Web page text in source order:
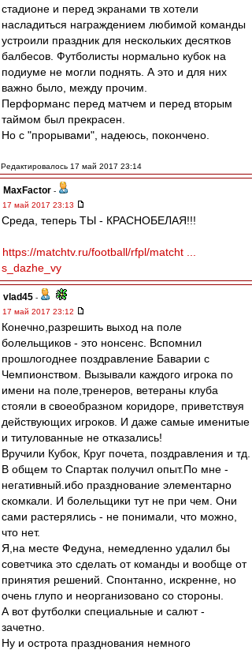
стадионе и перед экранами тв хотели
насладиться награждением любимой команды
устроили праздник для нескольких десятков
балбесов. Футболисты нормально кубок на
подиуме не могли поднять. А это и для них
важно было, между прочим.
Перформанс перед матчем и перед вторым
таймом был прекрасен.
Но с "прорывами", надеюсь, покончено.
Редактировалось 17 май 2017 23:14
MaxFactor -
17 май 2017 23:13
Среда, теперь ТЫ - КРАСНОБЕЛАЯ!!!
https://matchtv.ru/football/rfpl/matcht ...
s_dazhe_vy
vlad45 -
17 май 2017 23:12
Конечно,разрешить выход на поле
болельщиков - это нонсенс. Вспомнил
прошлогоднее поздравление Баварии с
Чемпионством. Вызывали каждого игрока по
имени на поле,тренеров, ветераны клуба
стояли в своеобразном коридоре, приветствуя
действующих игроков. И даже самые именитые
и титулованные не отказались!
Вручили Кубок, Круг почета, поздравления и тд.
В общем то Спартак получил опыт.По мне -
негативный.ибо празднование элементарно
скомкали. И болельщики тут не при чем. Они
сами растерялись - не понимали, что можно,
что нет.
Я,на месте Федуна, немедленно удалил бы
советчика это сделать от команды и вообще от
принятия решений. Спонтанно, искренне, но
очень глупо и неорганизовано со стороны.
А вот футболки специальные и салют -
зачетно.
Ну и острота празднования немного